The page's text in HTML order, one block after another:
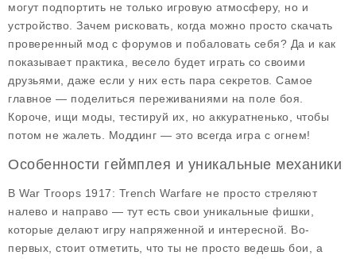
могут подпортить не только игровую атмосферу, но и
устройство. Зачем рисковать, когда можно просто скачать
проверенный мод с форумов и побаловать себя? Да и как
показывает практика, весело будет играть со своими
друзьями, даже если у них есть пара секретов. Самое
главное — поделиться переживаниями на поле боя.
Короче, ищи моды, тестируй их, но аккуратненько, чтобы
потом не жалеть. Моддинг — это всегда игра с огнем!
Особенности геймплея и уникальные механики
В War Troops 1917: Trench Warfare не просто стреляют
налево и направо — тут есть свои уникальные фишки,
которые делают игру напряженной и интересной. Во-
первых, стоит отметить, что ты не просто ведешь бои, а